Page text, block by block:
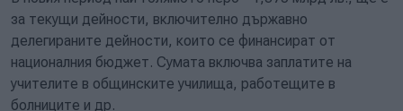
за текущи дейности, включително държавно
делегираните дейности, които се финансират от
националния бюджет. Сумата включва заплатите на
учителите в общинските училища, работещите в
болниците и др.